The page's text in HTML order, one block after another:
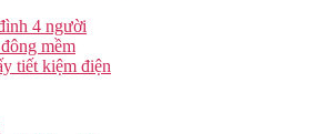
4 người
mềm
tiết kiệm điện